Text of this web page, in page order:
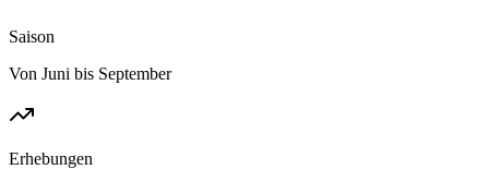
Saison
Von Juni bis September
Erhebungen